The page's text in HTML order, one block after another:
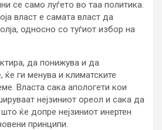
се само луѓето во таа политика.
власт е самата власт да
односно со туѓиот избор на
да понижува и да
ги менува и климатските
Власта сака апологети кои
нејзиниот ореол и сака да
ќе допре нејзиниот инертен
принципи.